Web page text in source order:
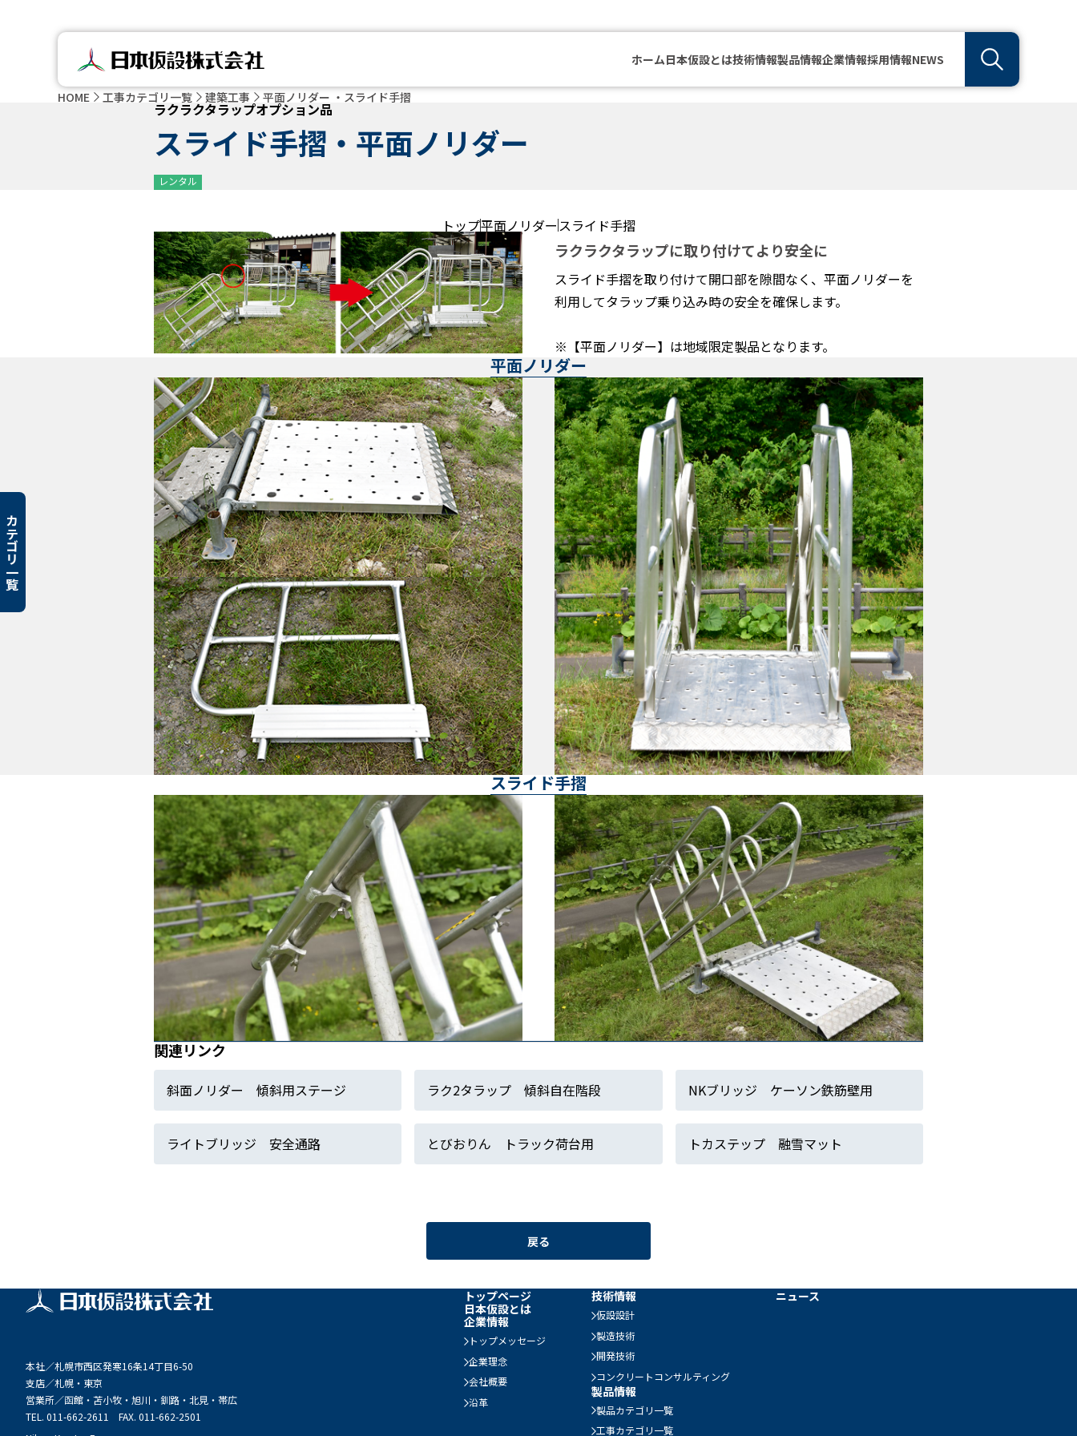
ホーム日本仮設とは技術情報製品情報企業情報採用情報NEWS
HOME 工事カテゴリ一覧 建築工事 平面ノリダー ・スライド手摺
ラクラクタラップオプション品
スライド手摺・平面ノリダー
レンタル
トップ平面ノリダースライド手摺
ラクラクタラップに取り付けてより安全に
スライド手摺を取り付けて開口部を隙間なく、平面ノリダーを
利用してタラップ乗り込み時の安全を確保します。
※【平面ノリダー】は地域限定製品となります。
平面ノリダー
スライド手摺
関連リンク
斜面ノリダー 傾斜用ステージ ラク2タラップ 傾斜自在階段 NKブリッジ ケーソン鉄筋壁用
ライトブリッジ 安全通路 とびおりん トラック荷台用 トカステップ 融雪マット
戻る
本社／札幌市西区発寒16条14丁目6-50
支店／札幌・東京
営業所／函館・苫小牧・旭川・釧路・北見・帯広
TEL. 011-662-2611 FAX. 011-662-2501
トップページ
日本仮設とは
企業情報
トップメッセージ
企業理念
会社概要
沿革
技術情報
仮設設計
製造技術
開発技術
コンクリートコンサルティング
製品情報
製品カテゴリ一覧
工事カテゴリ一覧
ニュース
カテゴリ一覧